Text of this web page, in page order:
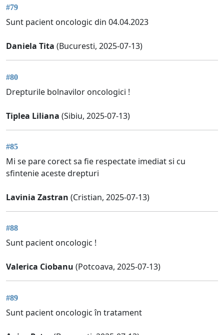
#79
Sunt pacient oncologic din 04.04.2023
Daniela Tita (Bucuresti, 2025-07-13)
#80
Drepturile bolnavilor oncologici !
Tiplea Liliana (Sibiu, 2025-07-13)
#85
Mi se pare corect sa fie respectate imediat si cu
sfintenie aceste drepturi
Lavinia Zastran (Cristian, 2025-07-13)
#88
Sunt pacient oncologic !
Valerica Ciobanu (Potcoava, 2025-07-13)
#89
Sunt pacient oncologic în tratament